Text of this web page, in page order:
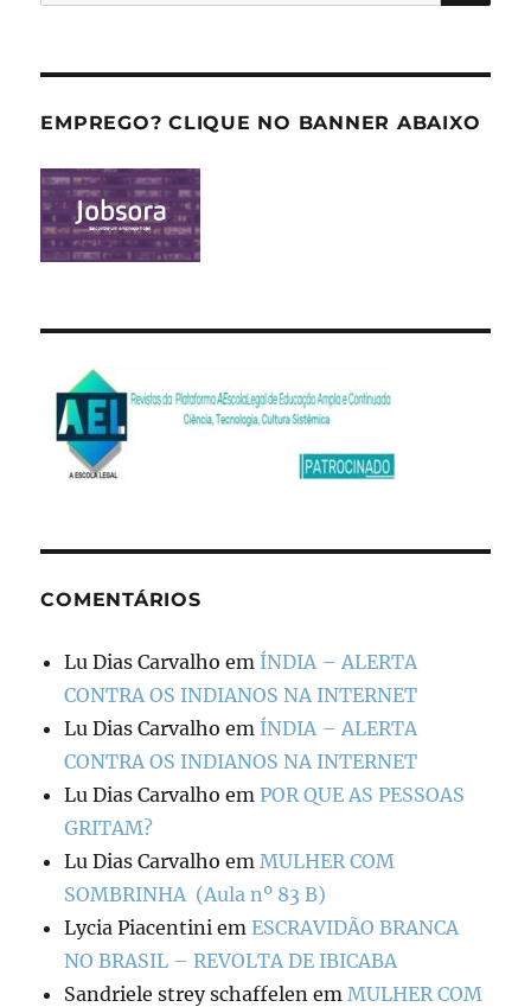
por:
EMPREGO? CLIQUE NO BANNER ABAIXO
COMENTÁRIOS
Lu Dias Carvalho em ÍNDIA – ALERTA
CONTRA OS INDIANOS NA INTERNET
Lu Dias Carvalho em ÍNDIA – ALERTA
CONTRA OS INDIANOS NA INTERNET
Lu Dias Carvalho em POR QUE AS PESSOAS
GRITAM?
Lu Dias Carvalho em MULHER COM
SOMBRINHA (Aula nº 83 B)
Lycia Piacentini emESCRAVIDÃO BRANCA
NO BRASIL – REVOLTA DE IBICABA
Sandriele strey schaffelen em MULHER COM